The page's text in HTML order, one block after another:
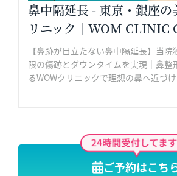
鼻中隔延長 - 東京・銀座の
リニック｜WOM CLINIC
【鼻跡が目立たない鼻中隔延長】当
限の傷跡とダウンタイムを実現｜鼻整
るWOWクリニックで理想の鼻へ近づ
ご予約はこち